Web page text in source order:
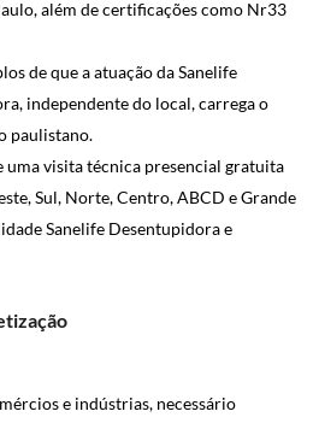
além de certificações como Nr33
de que a atuação da Sanelife
independente do local, carrega o
paulistano.
uma visita técnica presencial gratuita
Sul, Norte, Centro, ABCD e Grande
Sanelife Desentupidora e
e indústrias, necessário